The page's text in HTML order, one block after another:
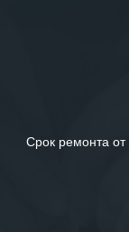
Срок ремонта от